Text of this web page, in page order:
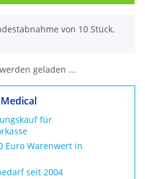
von 10 Stück.
geladen ...
für
Euro Warenwert in
seit 2004